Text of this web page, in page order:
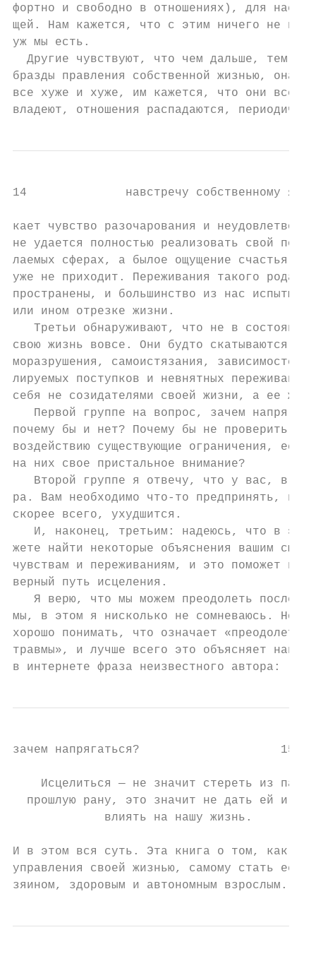
фортно и свободно в отношениях), для нас в
щей. Нам кажется, что с этим ничего не
уж мы есть.
Другие чувствуют, что чем дальше, тем
бразды правления собственной жизнью, она
все хуже и хуже, им кажется, что они все
владеют, отношения распадаются,
14              навстречу собственному я
кает чувство разочарования и
не удается полностью реализовать свой
лаемых сферах, а былое ощущение счастья и
уже не приходит. Переживания такого рода
пространены, и большинство из нас
или ином отрезке жизни.
Третьи обнаруживают, что не в состоянии
свою жизнь вовсе. Они будто скатываются по
моразрушения, самоистязания, зависимостей,
лируемых поступков и невнятных
себя не созидателями своей жизни, а ее
Первой группе на вопрос, зачем
почему бы и нет? Почему бы не проверить,
воздействию существующие ограничения, если
на них свое пристальное внимание?
Второй группе я отвечу, что у вас, в
ра. Вам необходимо что-то предпринять,
скорее всего, ухудшится.
И, наконец, третьим: надеюсь, что в
жете найти некоторые объяснения вашим
чувствам и переживаниям, и это поможет вам
верный путь исцеления.
Я верю, что мы можем преодолеть
мы, в этом я нисколько не сомневаюсь. Но
хорошо понимать, что означает «преодолеть
травмы», и лучше всего это объясняет
в интернете фраза неизвестного автора:
зачем напрягаться?                    15
Исцелиться — не значит стереть из
прошлую рану, это значит не дать ей и
             влиять на нашу жизнь.
И в этом вся суть. Эта книга о том, как
управления своей жизнью, самому стать ее
зяином, здоровым и автономным взрослым.